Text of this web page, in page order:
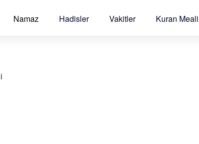
Namaz Hadisler Vakitler Kuran Meali